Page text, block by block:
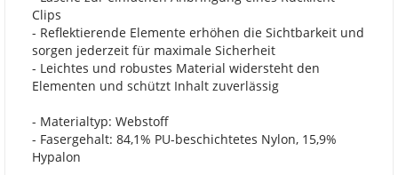
Clips
- Reflektierende Elemente erhöhen die Sichtbarkeit und
sorgen jederzeit für maximale Sicherheit
- Leichtes und robustes Material widersteht den
Elementen und schützt Inhalt zuverlässig
- Materialtyp: Webstoff
- Fasergehalt: 84,1% PU-beschichtetes Nylon, 15,9%
Hypalon